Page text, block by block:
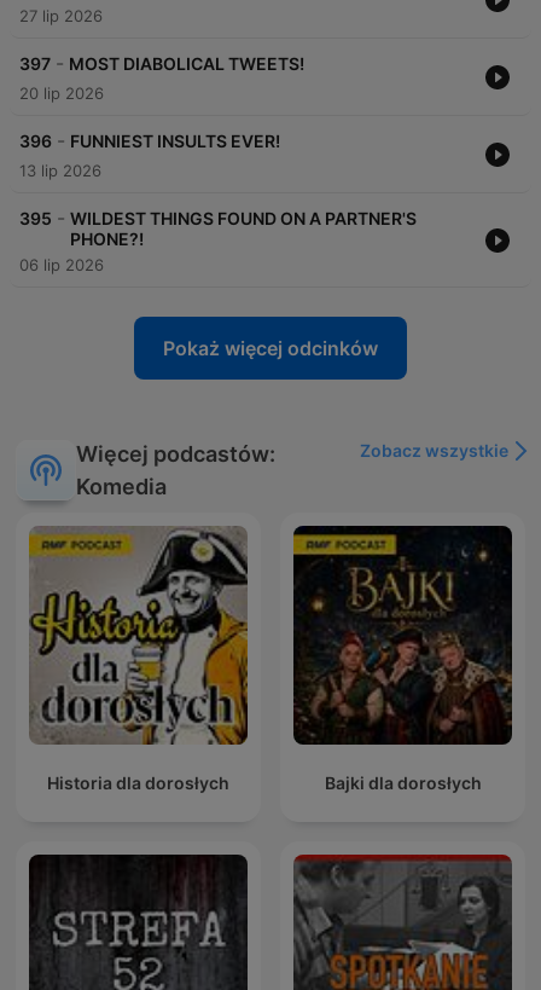
27 lip 2026
397 - MOST DIABOLICAL TWEETS!
20 lip 2026
396 - FUNNIEST INSULTS EVER!
13 lip 2026
395 - WILDEST THINGS FOUND ON A PARTNER'S
PHONE?!
06 lip 2026
Pokaż więcej odcinków
Więcej podcastów:
Komedia
Zobacz wszystkie
Historia dla dorosłych Bajki dla dorosłych